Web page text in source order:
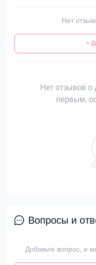
Нет
+
Нет отзывов о
первым,
Вопросы и
Добавьте вопрос, и